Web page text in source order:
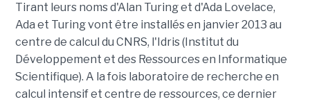
Tirant leurs noms d'Alan Turing et d'Ada Lovelace,
Ada et Turing vont être installés en janvier 2013 au
centre de calcul du CNRS, l'Idris (Institut du
Développement et des Ressources en Informatique
Scientifique). A la fois laboratoire de recherche en
calcul intensif et centre de ressources, ce dernier